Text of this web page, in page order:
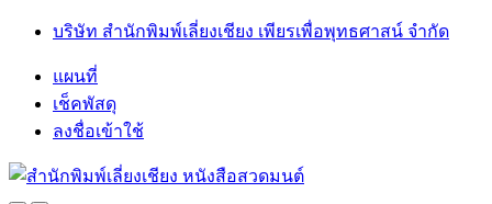
Skip
navigation
Skip
บริษัท สำนักพิมพ์เลี่ยงเชียง เพียรเพื่อพุทธศาสน์ จำกัด
แผนที่
เช็คพัสดุ
ลงชื่อเข้าใช้